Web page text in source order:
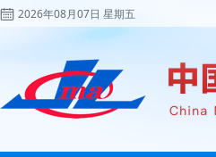
2026年08月07日 星期五